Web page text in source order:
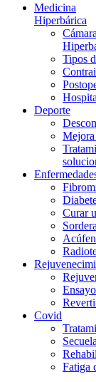
Medicina
Hiperbárica
Cámara
Tipos
Deporte
Curar
Covid
Fatiga